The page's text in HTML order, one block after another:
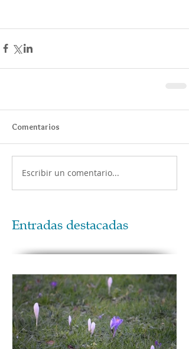
Comentarios
Escribir un comentario...
Entradas destacadas